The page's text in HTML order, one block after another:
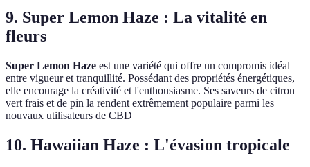
9. Super Lemon Haze : La vitalité en
fleurs
Super Lemon Haze est une variété qui offre un compromis idéal
entre vigueur et tranquillité. Possédant des propriétés énergétiques,
elle encourage la créativité et l'enthousiasme. Ses saveurs de citron
vert frais et de pin la rendent extrêmement populaire parmi les
nouvaux utilisateurs de CBD
10. Hawaiian Haze : L'évasion tropicale